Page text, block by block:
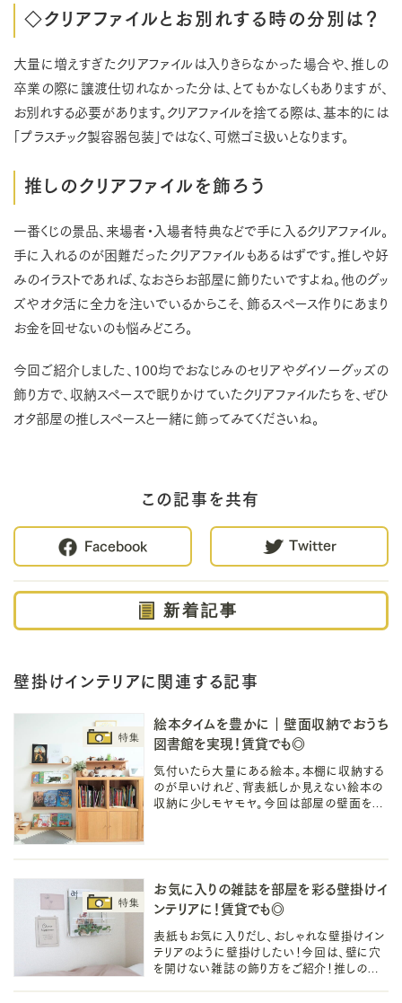
◇クリアファイルとお別れする時の分別は？
大量に増えすぎたクリアファイルは入りきらなかった場合や、推しの
卒業の際に譲渡仕切れなかった分は、とてもかなしくもありますが、
お別れする必要があります。クリアファイルを捨てる際は、基本的には
「プラスチック製容器包装」ではなく、可燃ゴミ扱いとなります。
推しのクリアファイルを飾ろう
一番くじの景品、来場者・入場者特典などで手に入るクリアファイル。
手に入れるのが困難だったクリアファイルもあるはずです。推しや好
みのイラストであれば、なおさらお部屋に飾りたいですよね。他のグッ
ズやオタ活に全力を注いでいるからこそ、飾るスペース作りにあまり
お金を回せないのも悩みどころ。
今回ご紹介しました、100均でおなじみのセリアやダイソーグッズの
飾り方で、収納スペースで眠りかけていたクリアファイルたちを、ぜひ
オタ部屋の推しスペースと一緒に飾ってみてくださいね。
この記事を共有
Facebook Twitter
新着記事
壁掛けインテリアに関連する記事
絵本タイムを豊かに｜壁面収納でおうち
図書館を実現！賃貸でも◎
気付いたら大量にある絵本。本棚に収納する
のが早いけれど、背表紙しか見えない絵本の
収納に少しモヤモヤ。今回は部屋の壁面を活
お気に入りの雑誌を部屋を彩る壁掛けイ
ンテリアに！賃貸でも◎
表紙もお気に入りだし、おしゃれな壁掛けイン
テリアのように壁掛けしたい！今回は、壁に穴
を開けない雑誌の飾り方をご紹介！推しのオ